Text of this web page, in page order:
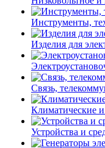
Инструменты,
Изделия для
Связь,
Климатические
Устройства и